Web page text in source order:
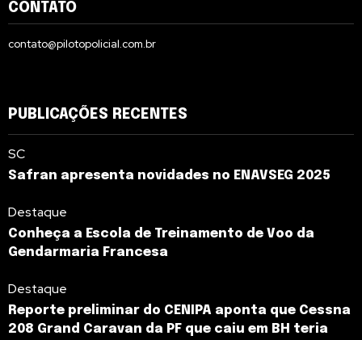
CONTATO
contato@pilotopolicial.com.br
PUBLICAÇÕES RECENTES
SC
Safran apresenta novidades no ENAVSEG 2025
Destaque
Conheça a Escola de Treinamento de Voo da
Gendarmaria Francesa
Destaque
Reporte preliminar do CENIPA aponta que Cessna
208 Grand Caravan da PF que caiu em BH teria